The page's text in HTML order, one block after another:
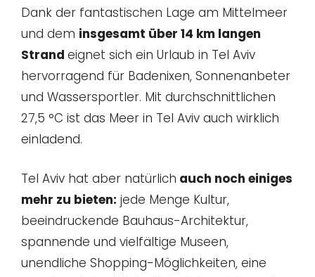
Dank der fantastischen Lage am Mittelmeer
und dem insgesamt über 14 km langen
Strand eignet sich ein Urlaub in Tel Aviv
hervorragend für Badenixen, Sonnenanbeter
und Wassersportler. Mit durchschnittlichen
27,5 °C ist das Meer in Tel Aviv auch wirklich
einladend.
Tel Aviv hat aber natürlich auch noch einiges
mehr zu bieten: jede Menge Kultur,
beeindruckende Bauhaus-Architektur,
spannende und vielfältige Museen,
unendliche Shopping-Möglichkeiten, eine